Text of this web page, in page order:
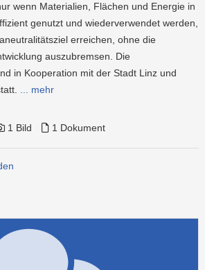
wenn Materialien, Flächen und Energie in
genutzt und wiederverwendet werden,
erreichen, ohne die
auszubremsen. Die
in Kooperation mit der Stadt Linz und
... mehr
1 Bild 1 Dokument